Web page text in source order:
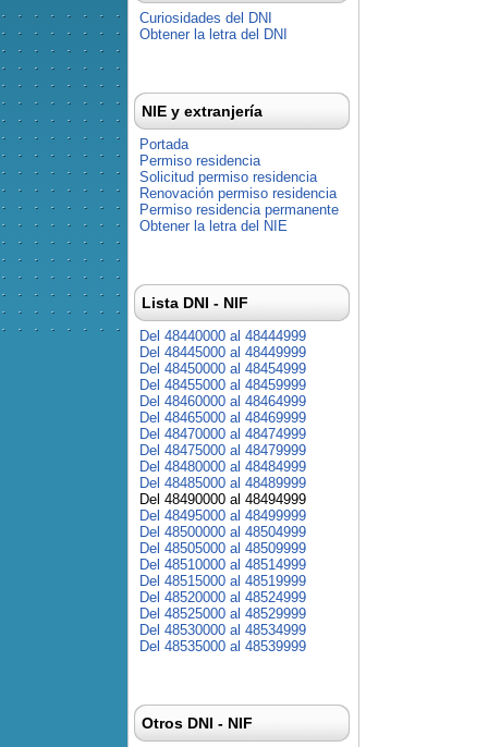
Curiosidades del DNI
Obtener la letra del DNI
NIE y extranjería
Portada
Permiso residencia
Solicitud permiso residencia
Renovación permiso residencia
Permiso residencia permanente
Obtener la letra del NIE
Lista DNI - NIF
Del 48440000 al 48444999
Del 48445000 al 48449999
Del 48450000 al 48454999
Del 48455000 al 48459999
Del 48460000 al 48464999
Del 48465000 al 48469999
Del 48470000 al 48474999
Del 48475000 al 48479999
Del 48480000 al 48484999
Del 48485000 al 48489999
Del 48490000 al 48494999
Del 48495000 al 48499999
Del 48500000 al 48504999
Del 48505000 al 48509999
Del 48510000 al 48514999
Del 48515000 al 48519999
Del 48520000 al 48524999
Del 48525000 al 48529999
Del 48530000 al 48534999
Del 48535000 al 48539999
Otros DNI - NIF